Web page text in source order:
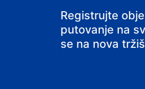
Registrujte
putovanje na
se na nova